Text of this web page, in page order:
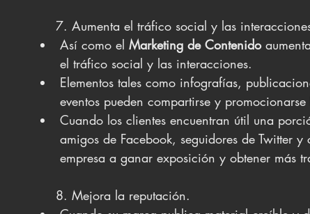
7. Aumenta el tráfico social y las
Así como el Marketing de Contenido
el tráfico social y las interacciones.
Elementos tales como infografías,
eventos pueden compartirse y
Cuando los clientes encuentran útil una
amigos de Facebook, seguidores de Twitter
empresa a ganar exposición y obtener más
     8. Mejora la reputación.